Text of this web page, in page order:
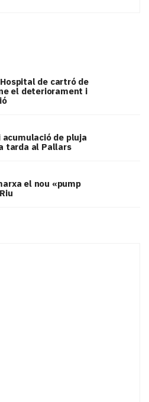
de cartró de
el deteriorament i
de pluja
tarda al Pallars
el nou «pump